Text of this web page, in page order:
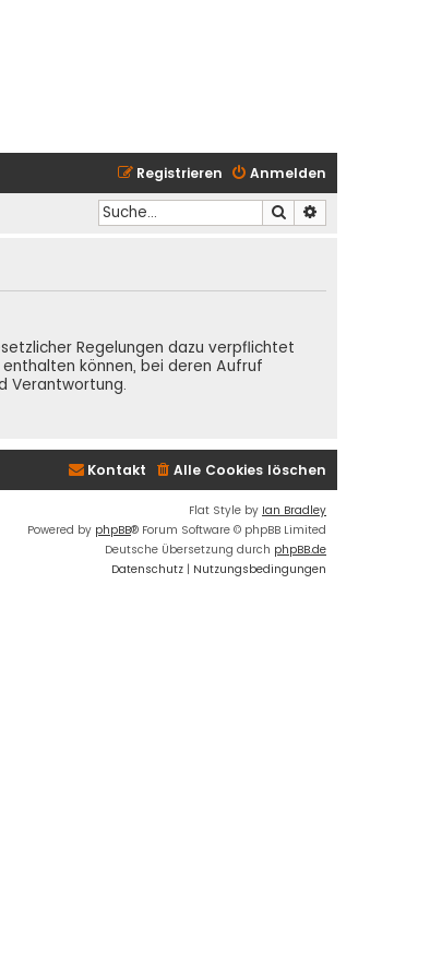
Anmelden
Registrieren
Suche
Regelungen dazu verpflichtet
können, bei deren Aufruf
Verantwortung.
Alle Cookies löschen
Kontakt
Flat Style by Ian Bradley
Powered by phpBB® Forum Software © phpBB Limited
Deutsche Übersetzung durch phpBB.de
Datenschutz | Nutzungsbedingungen